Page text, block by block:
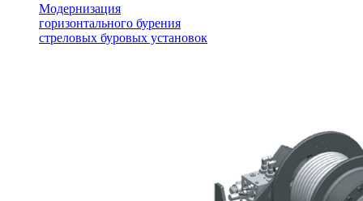
Модернизация
горизонтального бурения
стреловых буровых установок